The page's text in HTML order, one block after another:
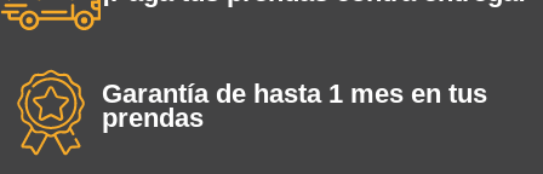
Garantía de hasta 1 mes en tus
prendas